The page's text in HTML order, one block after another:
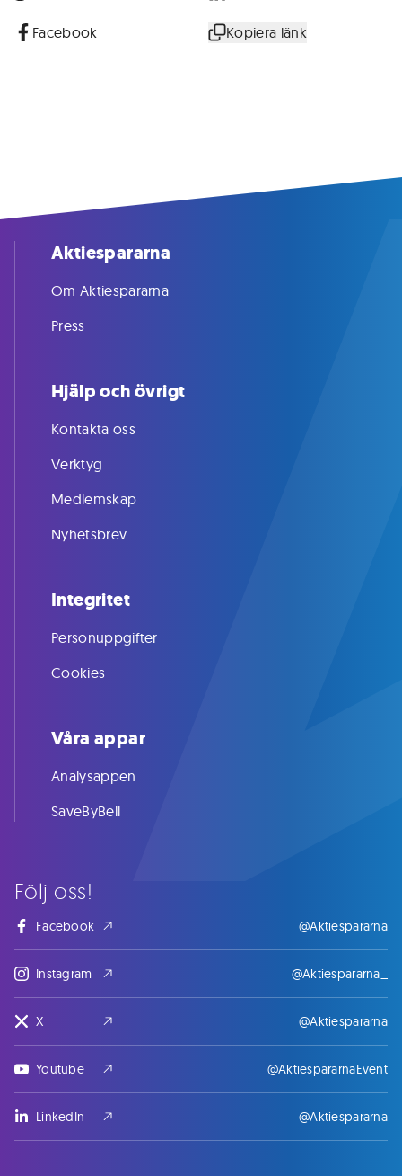
Facebook Kopiera länk
Följ oss!
Facebook @Aktiespararna
Instagram @Aktiespararna_
X @Aktiespararna
Youtube @AktiespararnaEvent
LinkedIn @Aktiespararna
Aktiespararna
Om Aktiespararna
Press
Hjälp och övrigt
Kontakta oss
Verktyg
Medlemskap
Nyhetsbrev
Integritet
Personuppgifter
Cookies
Våra appar
Analysappen
SaveByBell